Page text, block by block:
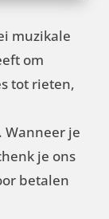
muzikale
om
tot rieten,
Wanneer je
je ons
betalen